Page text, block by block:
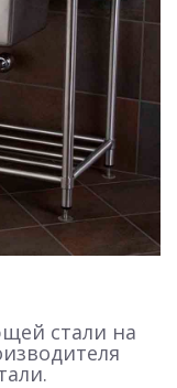
стали на